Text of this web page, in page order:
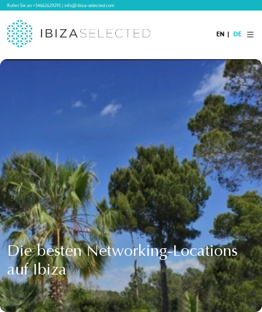
Rufen Sie an+34662629295|info@ibiza-selected.com
Verkauf
Blog
Services
Kontakt
EN DE
Die besten Networking-Locations
auf Ibiza